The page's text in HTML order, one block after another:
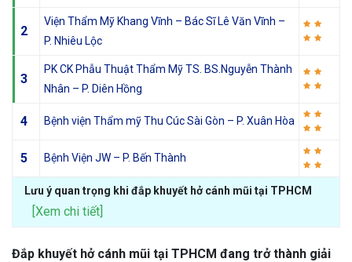
2
Viện Thẩm Mỹ Khang Vĩnh – Bác Sĩ Lê Văn Vĩnh –
P. Nhiêu Lộc
3
PK CK Phẫu Thuật Thẩm Mỹ TS. BS.Nguyễn Thành
Nhân – P. Diên Hồng
4 Bệnh viện Thẩm mỹ Thu Cúc Sài Gòn – P. Xuân Hòa
5 Bệnh Viện JW – P. Bến Thành
Lưu ý quan trọng khi đắp khuyết hở cánh mũi tại TPHCM
[Xem chi tiết]
Đắp khuyết hở cánh mũi tại TPHCM đang trở thành giải